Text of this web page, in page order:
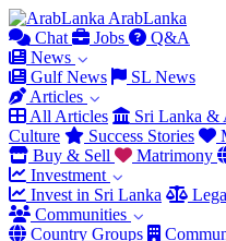
ArabLanka
Chat
Jobs
Q&A
News
Gulf News
SL News
Articles
All Articles
Sri Lanka &
Culture
Success Stories
Buy & Sell
Matrimony
Investment
Invest in Sri Lanka
Communities
Country Groups